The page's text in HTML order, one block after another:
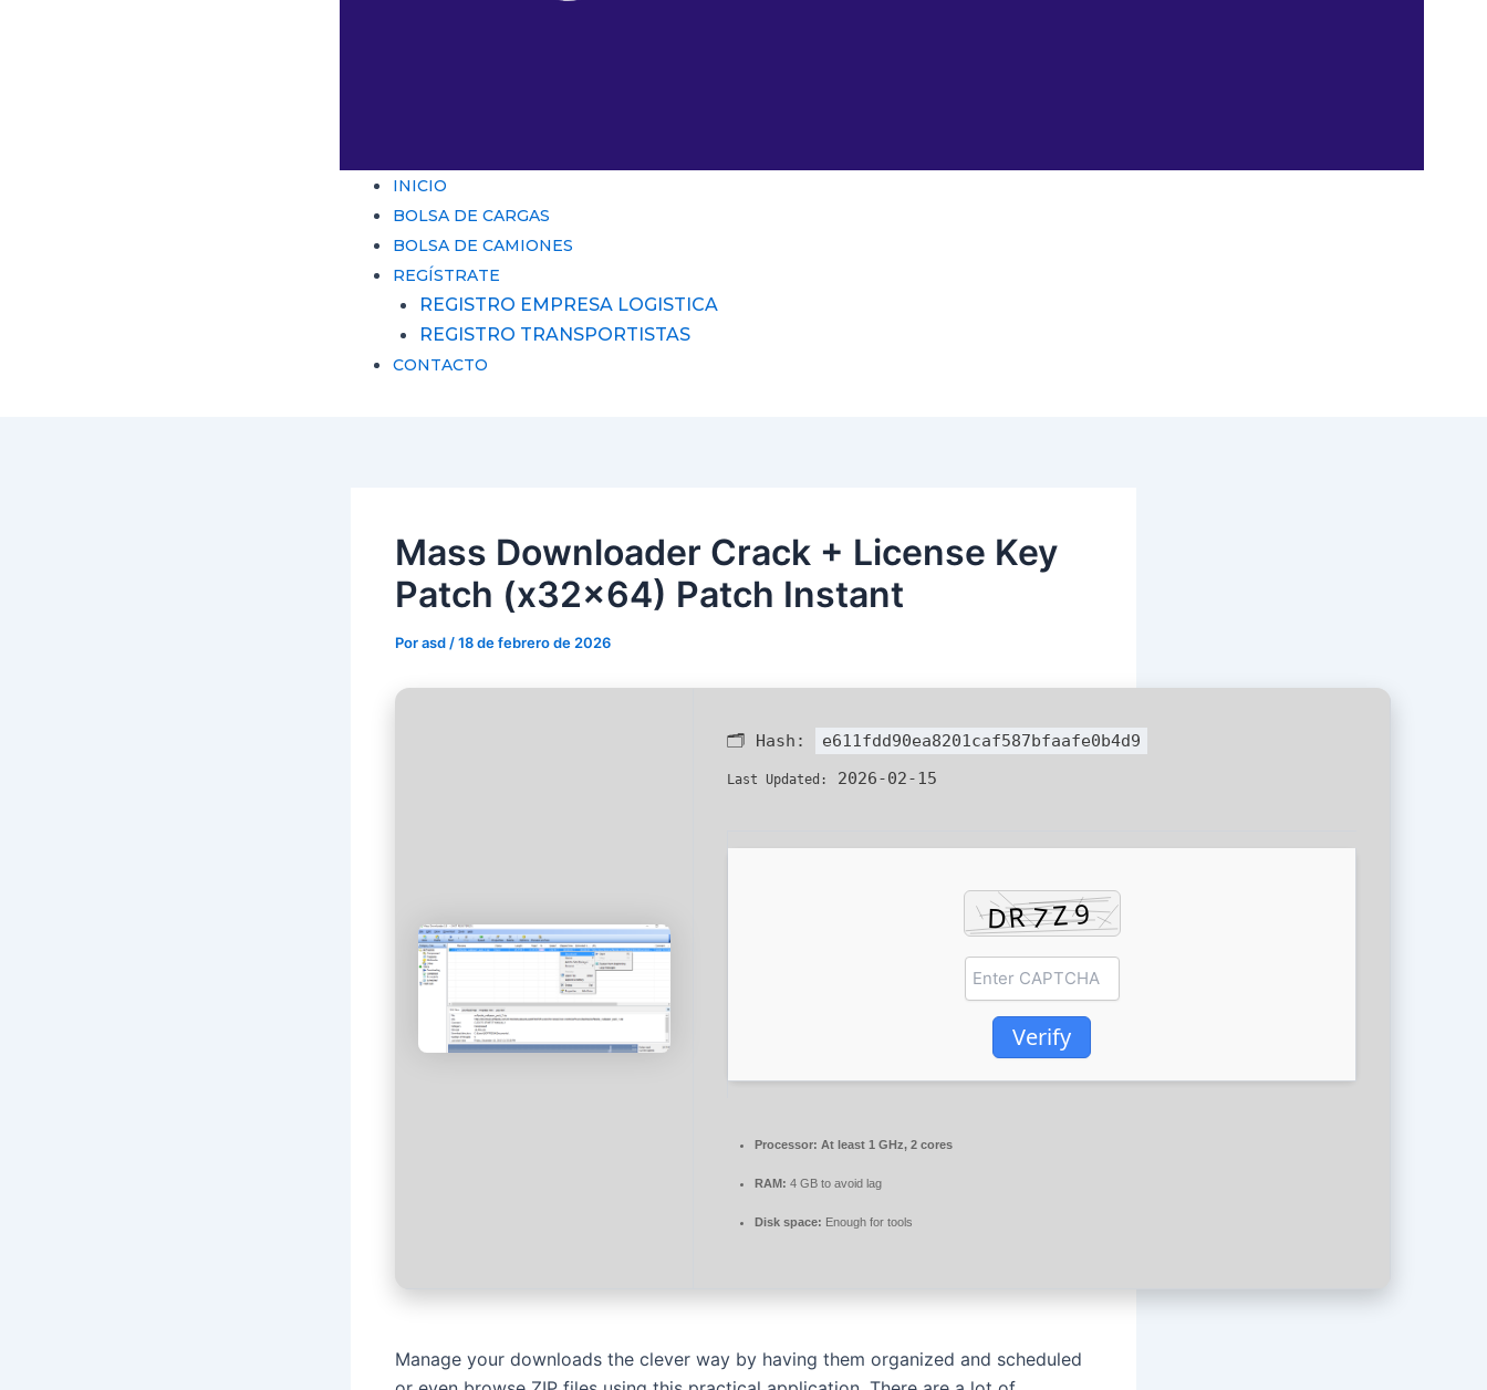
INICIO
BOLSA DE CARGAS
BOLSA DE CAMIONES
REGÍSTRATE
REGISTRO EMPRESA LOGISTICA
REGISTRO TRANSPORTISTAS
CONTACTO
Mass Downloader Crack + License Key
Patch (x32x64) Patch Instant
Porasd /18 de febrero de 2026
🗂 Hash: e611fdd90ea8201caf587bfaafe0b4d9
Last Updated: 2026-02-15
Verify
Processor: At least 1 GHz, 2 cores
RAM: 4 GB to avoid lag
Disk space: Enough for tools
Manage your downloads the clever way by having them organized and scheduled